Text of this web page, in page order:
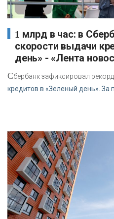
1 млрд в час: в Сбербанке рассказали о
скорости выдачи
день » - «Лента
Сбербанк зафиксировал
кредитов в «Зеленый день». За